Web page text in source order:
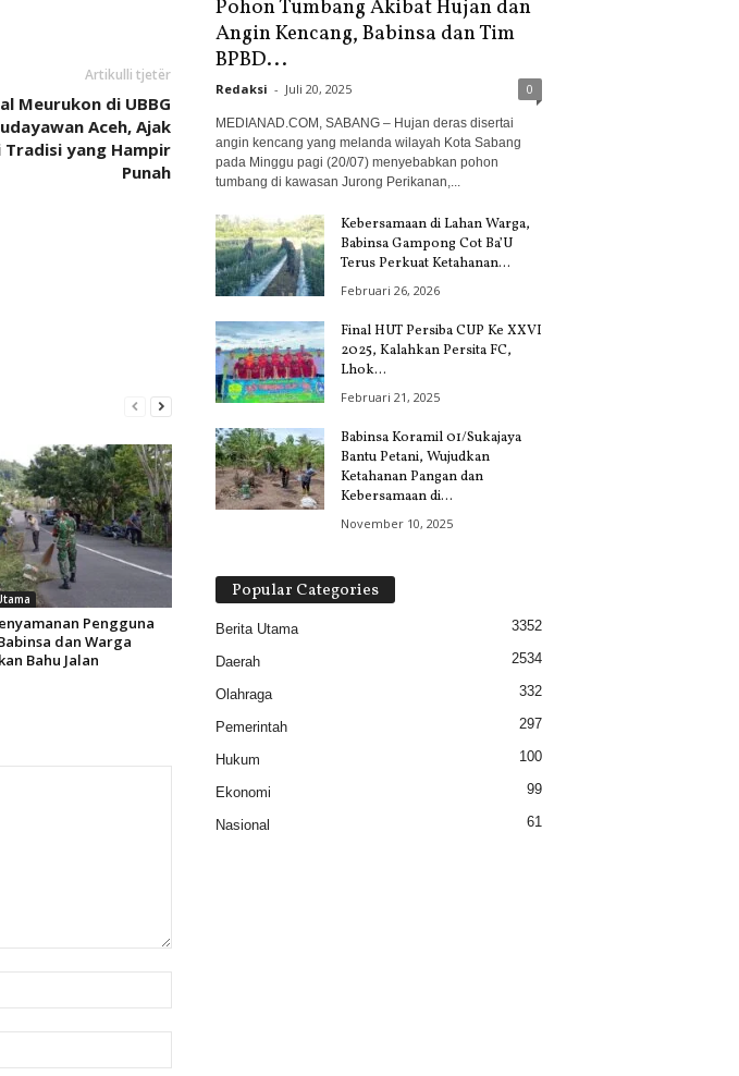
Artikulli tjetër
Meurukon di UBBG
Aceh, Ajak
Tradisi yang Hampir
Punah
Pengguna
dan Warga
Bahu Jalan
Pohon Tumbang Akibat Hujan dan
Angin Kencang, Babinsa dan Tim
BPBD...
Redaksi - Juli 20, 2025 0
MEDIANAD.COM, SABANG – Hujan deras disertai
angin kencang yang melanda wilayah Kota Sabang
pada Minggu pagi (20/07) menyebabkan pohon
tumbang di kawasan Jurong Perikanan,...
Kebersamaan di Lahan Warga,
Babinsa Gampong Cot Ba’U
Terus Perkuat Ketahanan...
Februari 26, 2026
Final HUT Persiba CUP Ke XXVI
2025, Kalahkan Persita FC,
Lhok...
Februari 21, 2025
Babinsa Koramil 01/Sukajaya
Bantu Petani, Wujudkan
Ketahanan Pangan dan
Kebersamaan di...
November 10, 2025
Popular Categories
Berita Utama 3352
Daerah 2534
Olahraga 332
Pemerintah 297
Hukum 100
Ekonomi 99
Nasional 61